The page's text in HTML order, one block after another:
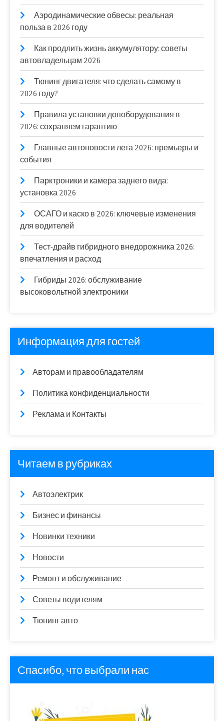
Аэродинамические обвесы: реальная
польза в 2026 году
Как продлить жизнь аккумулятору: советы
автовладельцам 2026
Тюнинг двигателя: что сделать самому в
2026 году?
Правила установки допоборудования в
2026: сохраняем гарантию
Главные автоновости лета 2026: премьеры и
события
Парктроники и камера заднего вида:
установка 2026
ОСАГО и каско в 2026: ключевые изменения
для водителей
Тест-драйв гибридного внедорожника 2026:
впечатления и расход
Гибриды 2026: обслуживание
высоковольтной электроники
Информация для гостей
Авторам и правообладателям
Политика конфиденциальности
Реклама и Контакты
Читаем в рубриках
Автоэлектрик
Бизнес и финансы
Новинки техники
Новости
Ремонт и обслуживание
Советы водителям
Тюнинг авто
Спасибо, что выбрали нас